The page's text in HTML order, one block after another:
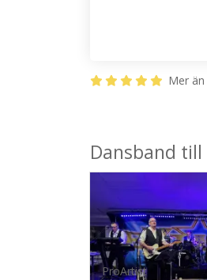
Mer än
Dansband
ProArtist